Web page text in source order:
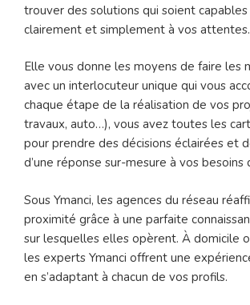
trouver des solutions qui soient
clairement et simplement à vos attentes.
Elle vous donne les moyens de faire les
avec un interlocuteur unique qui vous
chaque étape de la réalisation de vos
travaux, auto…), vous avez toutes les
pour prendre des décisions éclairées et
d’une réponse sur-mesure à vos besoins
Sous Ymanci, les agences du réseau
proximité grâce à une parfaite
sur lesquelles elles opèrent. À domicile
les experts Ymanci offrent une
en s’adaptant à chacun de vos profils.